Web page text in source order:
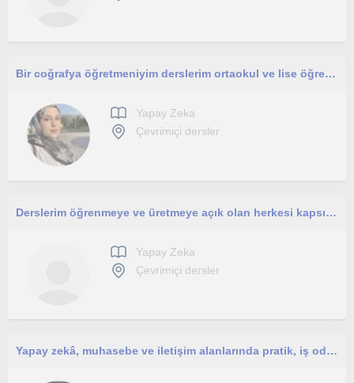
Bir coğrafya öğretmeniyim derslerim ortaokul ve lise öğrencilerine yönelik aynı zamanda yapay zeka eğitmeniyim
Yapay Zeka
Çevrimiçi dersler
Derslerim öğrenmeye ve üretmeye açık olan herkesi kapsıyor.
Yapay Zeka
Çevrimiçi dersler
Yapay zekâ, muhasebe ve iletişim alanlarında pratik, iş odaklı dersler sunan bir eğitmenim.